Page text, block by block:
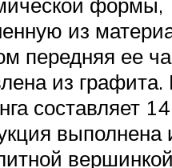
из
передняя ее
из графита.
составляет
выполнена